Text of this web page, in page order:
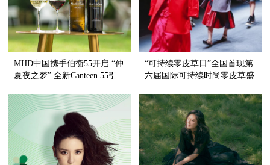
MHD中国携手伯衡55开启 “仲
夏夜之梦” 全新Canteen 55引
“可持续零皮草日”全国首现第
六届国际可持续时尚零皮草盛